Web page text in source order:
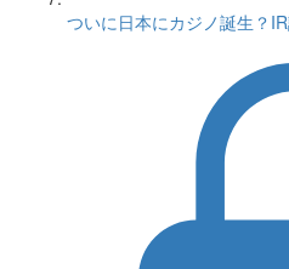
ついに日本にカジノ誕生？